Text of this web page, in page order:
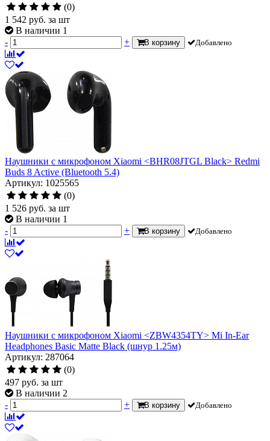
(0)
1 542 руб. за шт
В наличии 1
-
+ В корзину Добавлено
Наушники с микрофоном Xiaomi <BHR08JTGL Black> Redmi
Buds 8 Active (Bluetooth 5.4)
Артикул: 1025565
(0)
1 526 руб. за шт
В наличии 1
-
+ В корзину Добавлено
Наушники с микрофоном Xiaomi <ZBW4354TY> Mi In-Ear
Headphones Basic Matte Black (шнур 1.25м)
Артикул: 287064
(0)
497 руб. за шт
В наличии 2
-
+ В корзину Добавлено